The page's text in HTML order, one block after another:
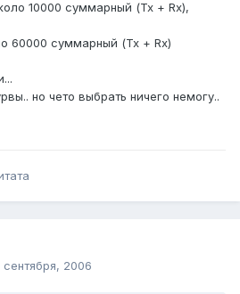
10000 суммарный (Тх + Rх),
60000 суммарный (Тх + Rх)
но чето выбрать ничего немогу..
сентября, 2006